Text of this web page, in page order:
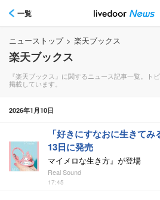
一覧
ニューストップ > 楽天ブックス
楽天ブックス
『楽天ブックス』に関するニュース記事一覧。ト
掲載しています。
2026年1月10日
「好きにすなおに生きて
13日に発売
マイメロな生き方』が登場
Real Sound
17:45